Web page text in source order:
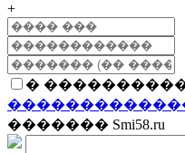
+
�
������� Smi58.ru